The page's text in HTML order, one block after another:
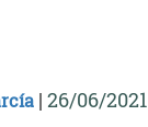
| 26/06/2021